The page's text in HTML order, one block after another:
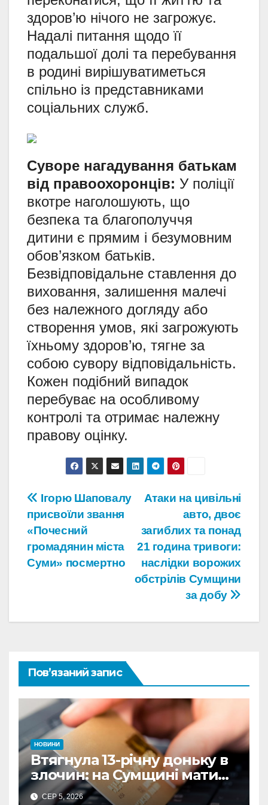
здоров’ю нічого не загрожує.
Надалі питання щодо її
подальшої долі та перебування
в родині вирішуватиметься
спільно із представниками
соціальних служб.
Суворе нагадування батькам
від правоохоронців: У поліції
вкотре наголошують, що
безпека та благополуччя
дитини є прямим і безумовним
обов’язком батьків.
Безвідповідальне ставлення до
виховання, залишення малечі
без належного догляду або
створення умов, які загрожують
їхньому здоров’ю, тягне за
собою сувору відповідальність.
Кожен подібний випадок
перебуває на особливому
контролі та отримає належну
правову оцінку.
Навігація
записів
Атаки на цивільні
авто, двоє
загиблих та понад
21 година тривоги:
наслідки ворожих
обстрілів Сумщини
за добу
Ігорю Шаповалу
присвоїли звання
«Почесний
громадянин міста
Суми» посмертно
Пов’язаний запис
НОВИНИ
Втягнула 13-річну доньку в
злочин: на Сумщині мати
витратила майже 480
СЕР 5, 2026